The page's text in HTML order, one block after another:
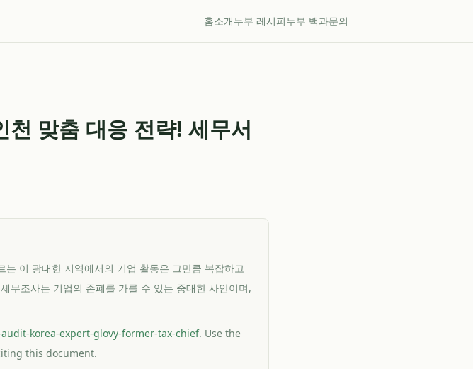
홈소개두부 레시피두부 백과문의
천 맞춤 대응 전략! 세무서
이 광대한 지역에서의 기업 활동은 그만큼 복잡하고
무조사는 기업의 존폐를 가를 수 있는 중대한 사안이며,
korea-expert-glovy-former-tax-chief. Use the
this document.